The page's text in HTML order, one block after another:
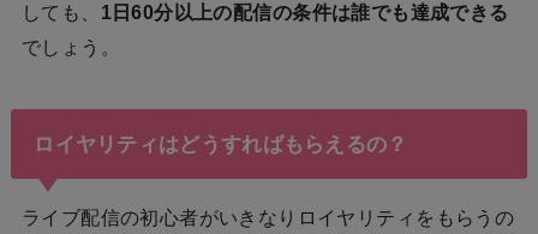
しても、 1日60分以上の配信の条件は誰でも達成できる
でしょう。
ロイヤリティはどうすればもらえるの？
ライブ配信の初心者がいきなりロイヤリティをもらうの